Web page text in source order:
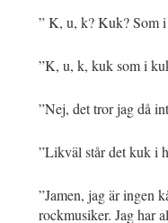
” K, u, k? Kuk? Som
”K, u, k, kuk som i
”Nej, det tror jag då
”Likväl står det kuk i
”Jamen, jag är ingen
rockmusiker. Jag har